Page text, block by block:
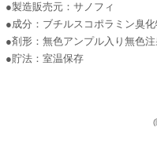
●製造販売元：サノフィ
●成分：ブチルスコポラミン臭化
●剤形：無色アンプル入り無色注
●貯法：室温保存
(